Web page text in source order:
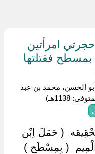
امرأتين
فقتلتها
الحسن، محمد بن عبد
1138هـ)
‏( حَمَلَ اِبْن
‏( بِمِسْطَحٍ )